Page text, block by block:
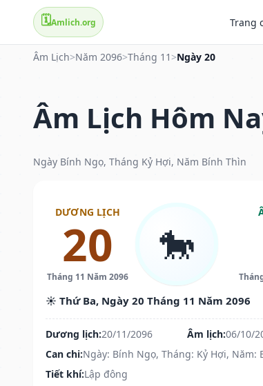
🗓️Amlich.org Trang
Âm Lịch>Năm 2096>Tháng 11 >Ngày 20
Âm Lịch Hôm
Ngày Bính Ngọ, Tháng Kỷ Hợi, Năm Bính Thìn
DƯƠNG LỊCH
20
Tháng 11 Năm 2096
🐎
☀️ Thứ Ba, Ngày 20 Tháng 11 Năm 2096
Dương lịch:20/11/2096 Âm lịch:06/10/
Can chi:Ngày: Bính Ngọ, Tháng: Kỷ Hợi, Năm:
Tiết khí:Lập đông